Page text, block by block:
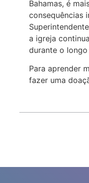
Bahamas, é
consequências
a igreja
durante o
Para aprender
fazer uma